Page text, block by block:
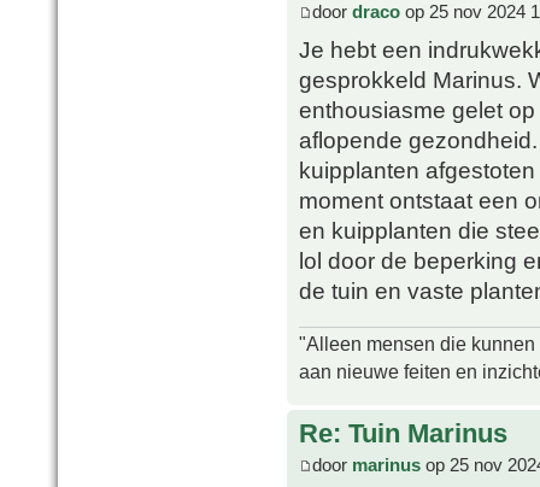
door draco op 25 nov 2024
Je hebt een
gesprokkeld Marinus.
enthousiasme gelet
aflopende
kuipplanten
moment ontstaat een
en kuipplanten die
lol door de beperking
de tuin en vaste
"Alleen mensen die
aan nieuwe feiten en
Re: Tuin Marinus
door marinus op 25 nov